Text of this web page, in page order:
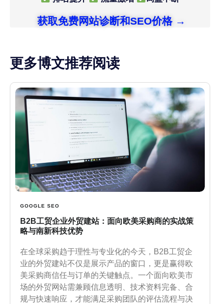
获取免费网站诊断和SEO价格 →
更多博文推荐阅读
GOOGLE SEO
B2B工贸企业外贸建站：面向欧美采购商的实战策
略与南新科技优势
在全球采购趋于理性与专业化的今天，B2B工贸企
业的外贸建站不仅是展示产品的窗口，更是赢得欧
美采购商信任与订单的关键触点。一个面向欧美市
场的外贸网站需兼顾信息透明、技术资料完备、合
规与快速响应，才能满足采购团队的评估流程与决